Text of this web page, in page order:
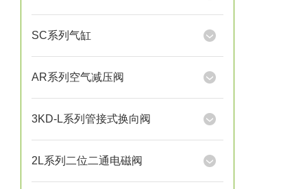
SC系列气缸
AR系列空气减压阀
3KD-L系列管接式换向阀
2L系列二位二通电磁阀